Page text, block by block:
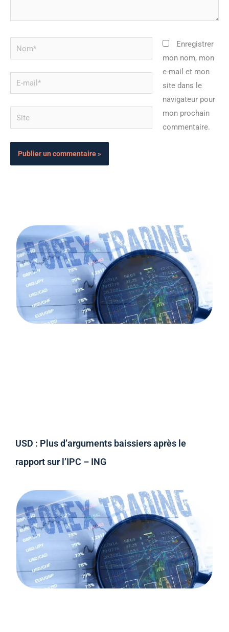
Nom*
mail*
Site
Enregistrer
mon nom, mon
e-mail et mon
site dans le
navigateur pour
mon prochain
commentaire.
USD : Plus d’arguments baissiers après le
rapport sur l’IPC – ING